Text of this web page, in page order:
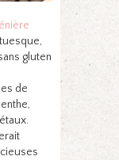
gluten
de